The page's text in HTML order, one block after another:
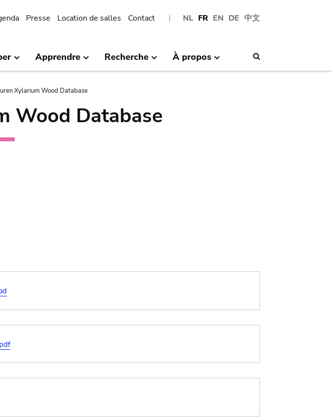
NL FR EN DE 中文
Presse Location de salles Contact
Apprendre Recherche À propos
Xylarium Wood Database
Wood Database